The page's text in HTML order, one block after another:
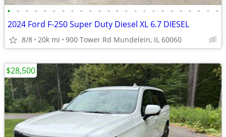
• • • • • • • • • • • • • • • • • • • • • • • •
2024 Ford F-250 Super Duty Diesel XL 6.7 DIESEL
8/8 20k mi 900 Tower Rd Mundelein, IL 60060
$28,500